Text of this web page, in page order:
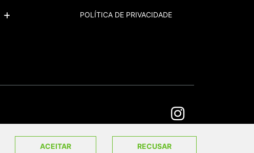
POLÍTICA DE PRIVACIDADE
ACEITAR RECUSAR